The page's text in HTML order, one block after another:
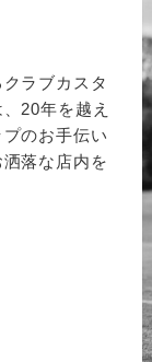
ラブカスタ
20年を越え
のお手伝い
落な店内を